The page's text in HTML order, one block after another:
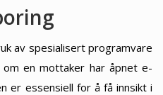
av spesialisert programvare
en mottaker har åpnet e-
er essensiell for å få innsikt i